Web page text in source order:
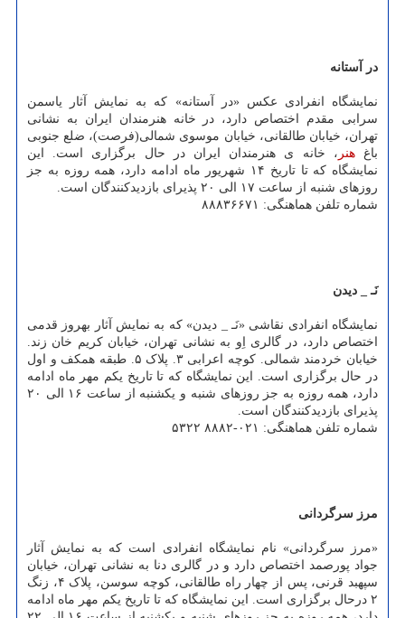
در آستانه
نمایشگاه انفرادی عکس «در آستانه» که به نمایش آثار یاسمن
سرابی مقدم اختصاص دارد، در خانه هنرمندان ایران به نشانی
تهران، خیابان طالقانی، خیابان موسوی شمالی(فرصت)، ضلع جنوبی
باغهنر ، خانه ی هنرمندان ایران در حال برگزاری است. این
نمایشگاه که تا تاریخ ۱۴ شهریور ماه ادامه دارد، همه روزه به جز
روزهای شنبه از ساعت ۱۷ الی ۲۰ پذیرای بازدیدکنندگان است.
شماره تلفن هماهنگی: ۸۸۸۳۶۶۷۱
نَـ _ دیدن
نمایشگاه انفرادی نقاشی «نَـ _ دیدن» که به نمایش آثار بهروز قدمی
اختصاص دارد، در گالری اِو به نشانی تهران، خیابان کریم خان زند.
خیابان خردمند شمالی. کوچه اعرابی ۳. پلاک ۵. طبقه همکف و اول
در حال برگزاری است. این نمایشگاه که تا تاریخ یکم مهر ماه ادامه
دارد، همه روزه به جز روزهای شنبه و یکشنبه از ساعت ۱۶ الی ۲۰
پذیرای بازدیدکنندگان است.
شماره تلفن هماهنگی: ۰۲۱-۸۸۸۲ ۵۳۲۲
مرز سرگردانی
«مرز سرگردانی» نام نمایشگاه انفرادی است که به نمایش آثار
جواد پورصمد اختصاص دارد و در گالری دنا به نشانی تهران، خیابان
سپهبد قرنی، پس از چهار راه طالقانی، کوچه سوسن، پلاک ۴، زنگ
۲ درحال برگزاری است. این نمایشگاه که تا تاریخ یکم مهر ماه ادامه